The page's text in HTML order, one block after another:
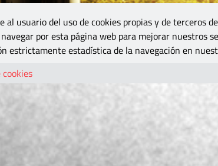
al usuario del uso de cookies propias y de terceros
por esta página web para mejorar nuestros
estrictamente estadística de la navegación en